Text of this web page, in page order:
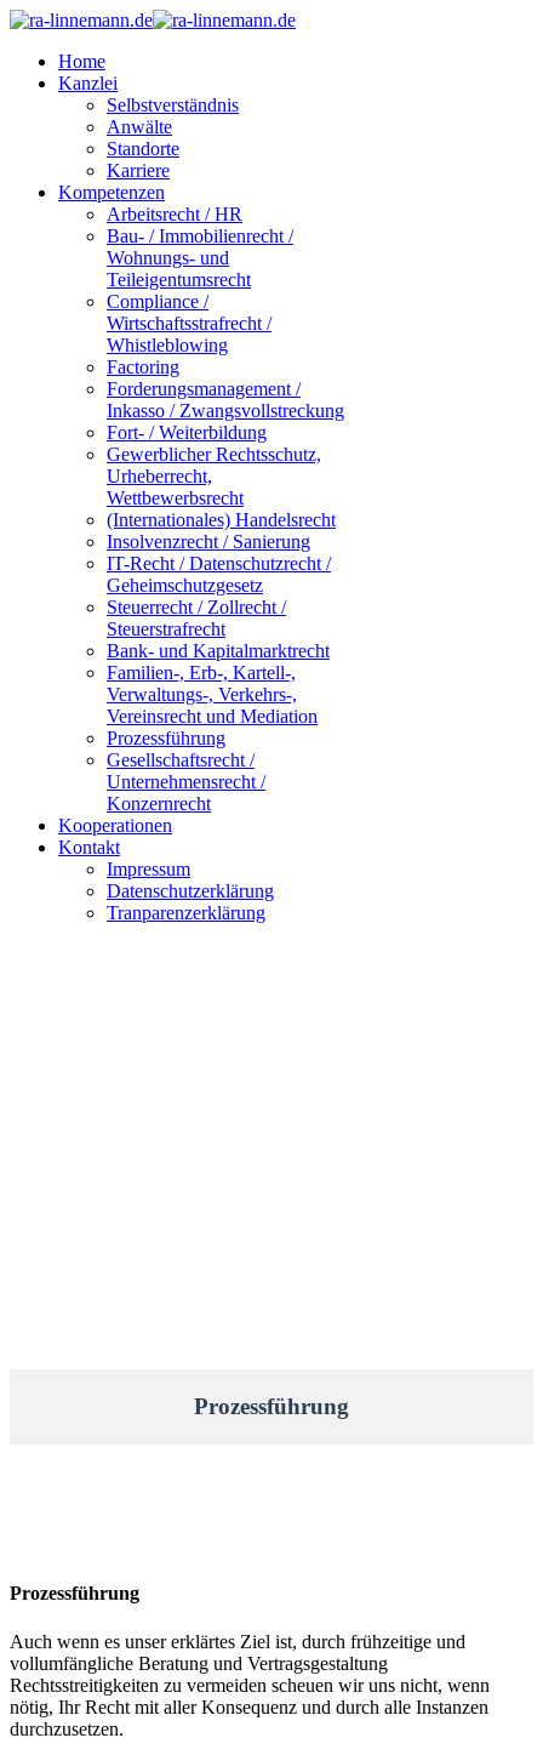
Home
Kanzlei
Selbstverständnis
Anwälte
Standorte
Karriere
Kompetenzen
Arbeitsrecht / HR
Bau- / Immobilienrecht /
Wohnungs- und
Teileigentumsrecht
Compliance /
Wirtschaftsstrafrecht /
Whistleblowing
Factoring
Forderungsmanagement /
Inkasso / Zwangsvollstreckung
Fort- / Weiterbildung
Gewerblicher Rechtsschutz,
Urheberrecht,
Wettbewerbsrecht
(Internationales) Handelsrecht
Insolvenzrecht / Sanierung
IT-Recht / Datenschutzrecht /
Geheimschutzgesetz
Steuerrecht / Zollrecht /
Steuerstrafrecht
Bank- und Kapitalmarktrecht
Familien-, Erb-, Kartell-,
Verwaltungs-, Verkehrs-,
Vereinsrecht und Mediation
Prozessführung
Gesellschaftsrecht /
Unternehmensrecht /
Konzernrecht
Kooperationen
Kontakt
Impressum
Datenschutzerklärung
Tranparenzerklärung
Prozessführung
Prozessführung
Auch wenn es unser erklärtes Ziel ist, durch frühzeitige und
vollumfängliche Beratung und Vertragsgestaltung
Rechtsstreitigkeiten zu vermeiden scheuen wir uns nicht, wenn
nötig, Ihr Recht mit aller Konsequenz und durch alle Instanzen
durchzusetzen.